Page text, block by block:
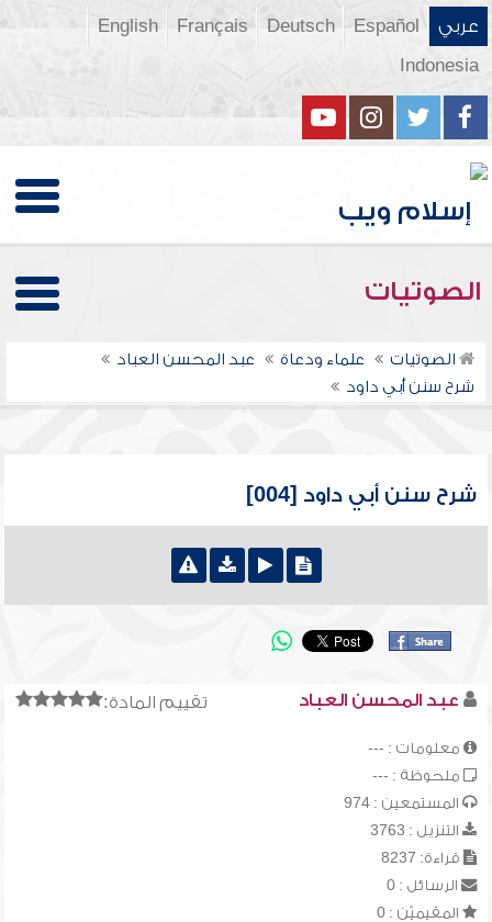
عربي Español
Deutsch
Français
English
Indonesia
الصوتيات
الصوتيات علماء ودعاة
عبد المحسن العباد
شرح سنن أبي داود
شرح سنن أبي داود [004]
تقييم المادة: عبد المحسن العباد
معلومات : ---
ملحوظة : ---
المستمعين : 974
التنزيل : 3763
قراءة: 8237
الرسائل : 0
المقيميّن : 0